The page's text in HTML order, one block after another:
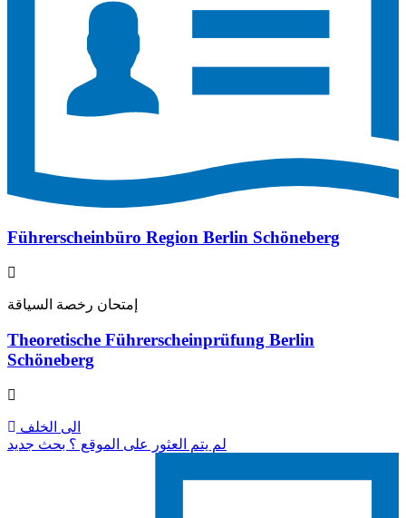
Führerscheinbüro Region Berlin Schöneberg
إمتحان رخصة السياقة
Theoretische Führerscheinprüfung Berlin
Schöneberg
الى الخلف
لم يتم العثور على الموقع ؟ بحث جديد